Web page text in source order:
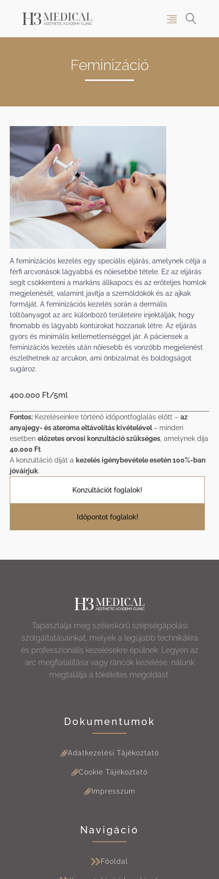
Feminizáció
A feminizációs kezelés egy speciális eljárás, amelynek célja a
férfi arcvonások lágyabbá és nőiesebbé tétele. Ez az eljárás
segít csökkenteni a markáns állkapocs és az erőteljes homlok
megjelenését, valamint javítja a szemöldökök és az ajkak
formáját. A feminizációs kezelés során a dermális
töltőanyagot az arc különböző területeire injektálják, hogy
finomabb és lágyabb kontúrokat hozzanak létre. Az eljárás
gyors és minimális kellemetlenséggel jár. A páciensek a
feminizációs kezelés után nőiesebb és vonzóbb megjelenést
észlelhetnek az arcukon, ami önbizalmat és boldogságot
sugároz.
400.000 Ft/5ml
Fontos: Kezeléseinkre történő időpontfoglalás előtt – az
anyajegy- és ateroma eltávolítás kivételével– minden
esetben előzetes orvosi konzultáció szükséges , amelynek díja
40.000 Ft.
A konzultáció díját a kezelés igénybevétele esetén 100%-ban
jóváírjuk.
Konzultációt foglalok!
Időpontot foglalok!
Tapasztalja meg széleskörű szépségápolási
szolgáltatásainkat, melyek a legújabb technikákra
és professzionális kezelésekre épülnek. Legyen az
arc megfiatalítása vagy ráncok kezelése, nálunk
megtalálja a tökéletes megoldást.
Dokumentumok
Adatkezelési Tájékoztató
Cookie Tájékoztató
Impresszum
Navigáció
Főoldal